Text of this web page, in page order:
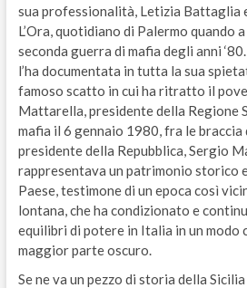
sua professionalità, Letizia Battaglia
L’Ora, quotidiano di Palermo quando
seconda guerra di mafia degli anni
l’ha documentata in tutta la sua
famoso scatto in cui ha ritratto il
Mattarella, presidente della Regione
mafia il 6 gennaio 1980, fra le
presidente della Repubblica, Sergio
rappresentava un patrimonio storico
Paese, testimone di un epoca così
lontana, che ha condizionato e
equilibri di potere in Italia in un modo
maggior parte oscuro.
Se ne va un pezzo di storia della